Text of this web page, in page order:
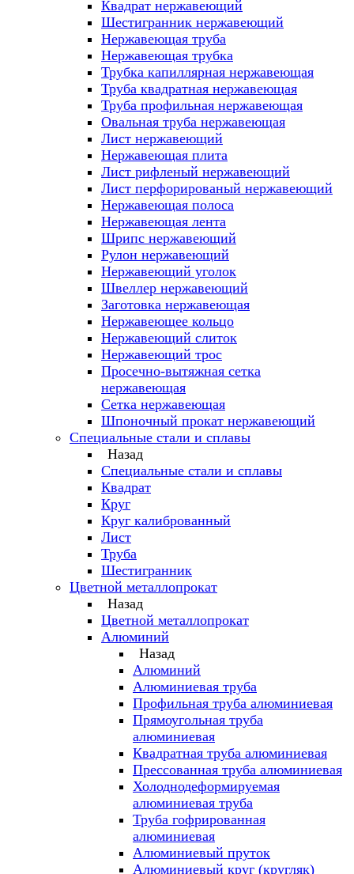
Квадрат нержавеющий
Шестигранник нержавеющий
Нержавеющая труба
Нержавеющая трубка
Трубка капиллярная нержавеющая
Труба квадратная нержавеющая
Труба профильная нержавеющая
Овальная труба нержавеющая
Лист нержавеющий
Нержавеющая плита
Лист рифленый нержавеющий
Лист перфорированый нержавеющий
Нержавеющая полоса
Нержавеющая лента
Шрипс нержавеющий
Рулон нержавеющий
Нержавеющий уголок
Швеллер нержавеющий
Заготовка нержавеющая
Нержавеющее кольцо
Нержавеющий слиток
Нержавеющий трос
Просечно-вытяжная сетка
нержавеющая
Сетка нержавеющая
Шпоночный прокат нержавеющий
Специальные стали и сплавы
Назад
Специальные стали и сплавы
Квадрат
Круг
Круг калиброванный
Лист
Труба
Шестигранник
Цветной металлопрокат
Назад
Цветной металлопрокат
Алюминий
Назад
Алюминий
Алюминиевая труба
Профильная труба алюминиевая
Прямоугольная труба
алюминиевая
Квадратная труба алюминиевая
Прессованная труба алюминиевая
Холоднодеформируемая
алюминиевая труба
Труба гофрированная
алюминиевая
Алюминиевый пруток
Алюминиевый круг (кругляк)